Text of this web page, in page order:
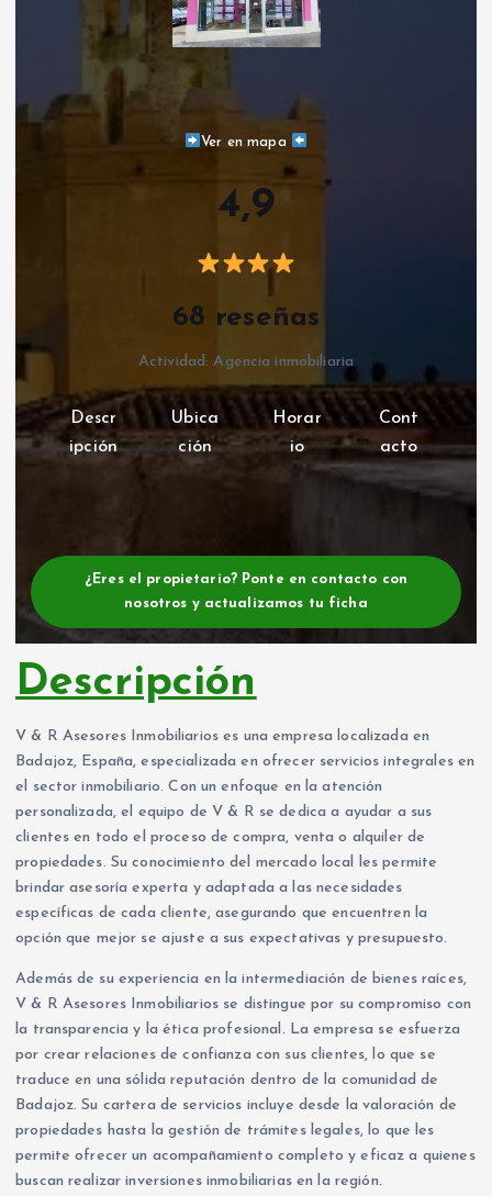
Ver en mapa
4,9
68 reseñas
Actividad: Agencia inmobiliaria
Descr
ipción
Ubica
ción
Horar
io
Cont
acto
¿Eres el propietario? Ponte en contacto con
nosotros y actualizamos tu ficha
Descripción
V & R Asesores Inmobiliarios es una empresa localizada en
Badajoz, España, especializada en ofrecer servicios integrales en
el sector inmobiliario. Con un enfoque en la atención
personalizada, el equipo de V & R se dedica a ayudar a sus
clientes en todo el proceso de compra, venta o alquiler de
propiedades. Su conocimiento del mercado local les permite
brindar asesoría experta y adaptada a las necesidades
específicas de cada cliente, asegurando que encuentren la
opción que mejor se ajuste a sus expectativas y presupuesto.
Además de su experiencia en la intermediación de bienes raíces,
V & R Asesores Inmobiliarios se distingue por su compromiso con
la transparencia y la ética profesional. La empresa se esfuerza
por crear relaciones de confianza con sus clientes, lo que se
traduce en una sólida reputación dentro de la comunidad de
Badajoz. Su cartera de servicios incluye desde la valoración de
propiedades hasta la gestión de trámites legales, lo que les
permite ofrecer un acompañamiento completo y eficaz a quienes
buscan realizar inversiones inmobiliarias en la región.